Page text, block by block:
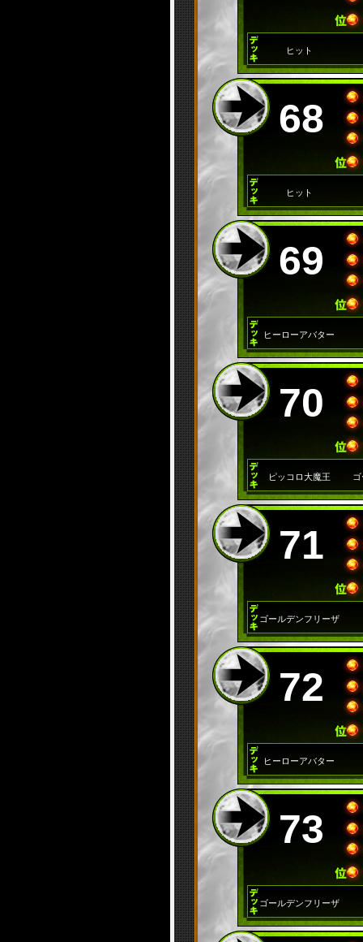
ヒット
68
ヒット
69
ヒーローアバター
70
ピッコロ大魔王
71
ゴールデンフリーザ
72
ヒーローアバター
73
ゴールデンフリーザ